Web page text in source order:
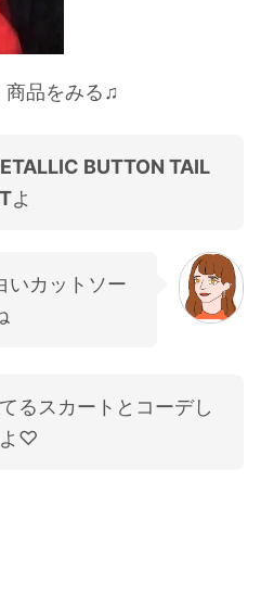
品をみる♫
BUTTON TAIL
よ
いカットソー
るスカートとコーデし
よ♡